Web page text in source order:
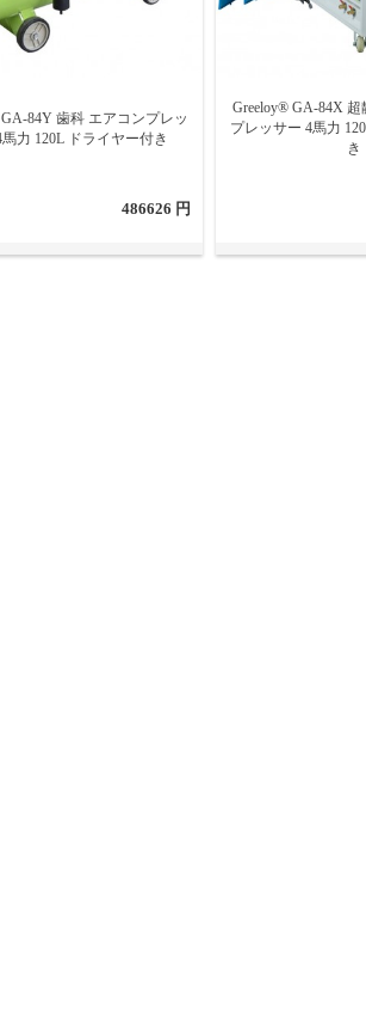
84Y 歯科 エアコンプレッ
力 120L ドライヤー付き
486626 円
Greeloy® GA-84X
プレッサー 4馬力
き